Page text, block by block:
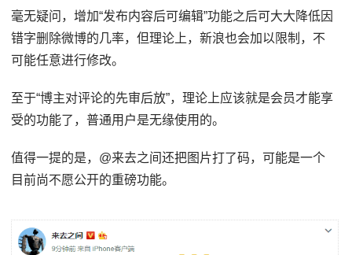
毫无疑问，增加“发布内容后可编辑”功能之后可大大降低因
错字删除微博的几率，但理论上，新浪也会加以限制，不
可能任意进行修改。
至于“博主对评论的先审后放”，理论上应该就是会员才能享
受的功能了，普通用户是无缘使用的。
值得一提的是，@来去之间还把图片打了码，可能是一个
目前尚不愿公开的重磅功能。